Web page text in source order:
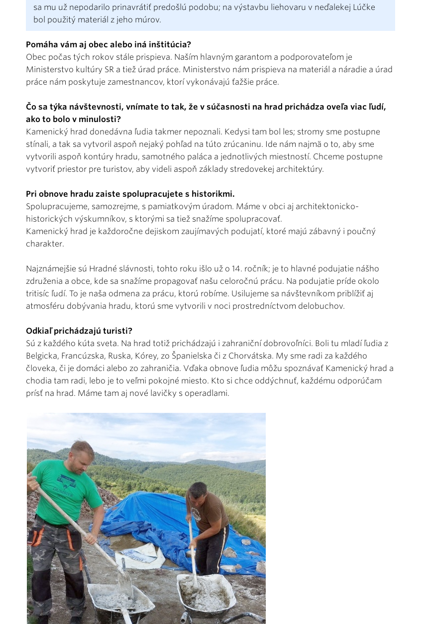
sa mu už nepodarilo prinavrátiť predošlú podobu; na výstavbu liehovaru v neďalekej Lúčke
bol použitý materiál z jeho múrov.
Pomáha vám aj obec alebo iná inštitúcia?
Obec počas tých rokov stále prispieva. Naším hlavným garantom a podporovateľom je
Ministerstvo kultúry SR a tiež úrad práce. Ministerstvo nám prispieva na materiál a náradie a úrad
práce nám poskytuje zamestnancov, ktorí vykonávajú ťažšie práce.
Čo sa týka návštevnosti, vnímate to tak, že v súčasnosti na hrad prichádza oveľa viac ľudí,
ako to bolo v minulosti?
Kamenický hrad donedávna ľudia takmer nepoznali. Kedysi tam bol les; stromy sme postupne
stínali, a tak sa vytvoril aspoň nejaký pohľad na túto zrúcaninu. Ide nám najmä o to, aby sme
vytvorili aspoň kontúry hradu, samotného paláca a jednotlivých miestností. Chceme postupne
vytvoriť priestor pre turistov, aby videli aspoň základy stredovekej architektúry.
Pri obnove hradu zaiste spolupracujete s historikmi.
Spolupracujeme, samozrejme, s pamiatkovým úradom. Máme v obci aj architektonicko-
historických výskumníkov, s ktorými sa tiež snažíme spolupracovať.
Kamenický hrad je každoročne dejiskom zaujímavých podujatí, ktoré majú zábavný i poučný
charakter.
Najznámejšie sú Hradné slávnosti, tohto roku išlo už o 14. ročník; je to hlavné podujatie nášho
združenia a obce, kde sa snažíme propagovať našu celoročnú prácu. Na podujatie príde okolo
tritisíc ľudí. To je naša odmena za prácu, ktorú robíme. Usilujeme sa návštevníkom priblížiť aj
atmosféru dobývania hradu, ktorú sme vytvorili v noci prostredníctvom delobuchov.
Odkiaľ prichádzajú turisti?
Sú z každého kúta sveta. Na hrad totiž prichádzajú i zahraniční dobrovoľníci. Boli tu mladí ľudia z
Belgicka, Francúzska, Ruska, Kórey, zo Španielska či z Chorvátska. My sme radi za každého
človeka, či je domáci alebo zo zahraničia. Vďaka obnove ľudia môžu spoznávať Kamenický hrad a
chodia tam radi, lebo je to veľmi pokojné miesto. Kto si chce oddýchnuť, každému odporúčam
prísť na hrad. Máme tam aj nové lavičky s operadlami.